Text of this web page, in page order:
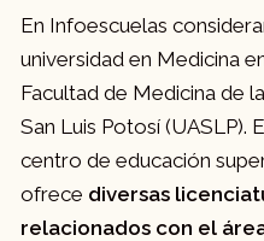
En Infoescuelas
universidad en Medicina
Facultad de Medicina de
San Luis Potosí (UASLP).
centro de educación
ofrece diversas
relacionados con el